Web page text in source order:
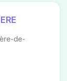
de-